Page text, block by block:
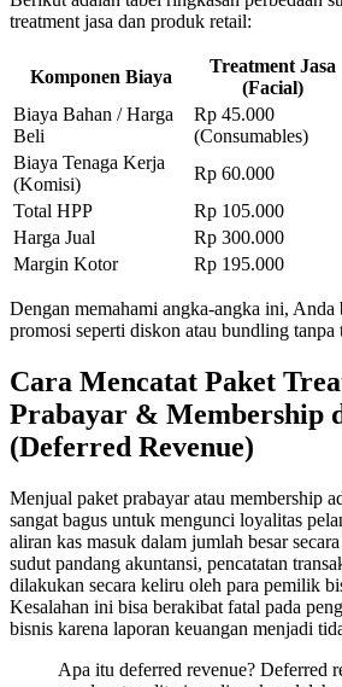
treatment jasa dan produk retail:
Komponen Biaya
Treatment Jasa
(Facial)
Biaya Bahan / Harga
Beli
Rp 45.000
(Consumables)
Biaya Tenaga Kerja
(Komisi)
Rp 60.000
Total HPP
Rp 105.000
Harga Jual
Rp 300.000
Margin Kotor
Rp 195.000
Dengan memahami angka-angka ini, Anda
promosi seperti diskon atau bundling tanpa
Cara Mencatat Paket
Prabayar & Membership
(Deferred Revenue)
Menjual paket prabayar atau membership
sangat bagus untuk mengunci loyalitas
aliran kas masuk dalam jumlah besar
sudut pandang akuntansi, pencatatan
dilakukan secara keliru oleh para pemilik
Kesalahan ini bisa berakibat fatal pada
bisnis karena laporan keuangan menjadi
Apa itu deferred revenue? Deferred